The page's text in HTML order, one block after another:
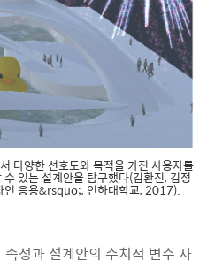
다양한 선호도와 목적을 가진 사용자를
있는 설계안을 탐구했다(김환진, 김정
응용&rsquo;, 인하대학교, 2017).
성과 설계안의 수치적 변수 사